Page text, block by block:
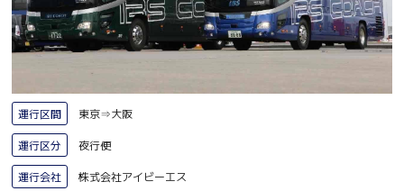
運行区間 東京⇒大阪
運行区分 夜行便
運行会社 株式会社アイビーエス